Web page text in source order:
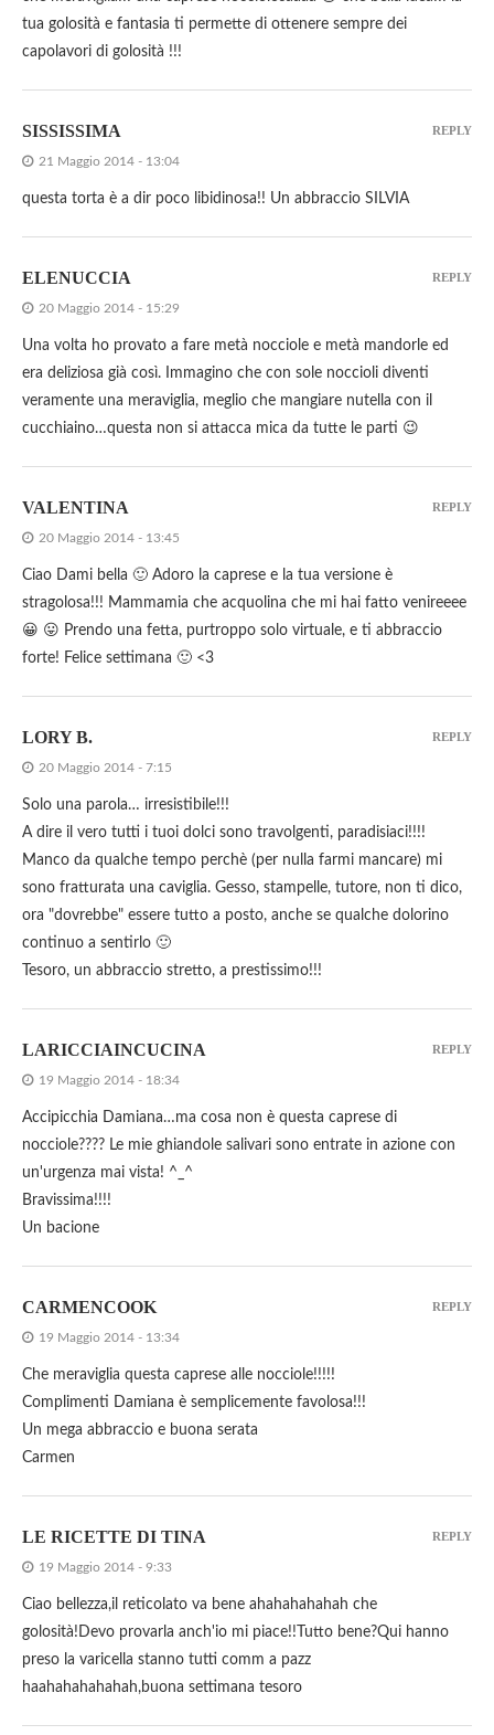
tua golosità e fantasia ti permette di ottenere sempre dei
capolavori di golosità !!!
SISSISSIMA
21 Maggio 2014 - 13:04
questa torta è a dir poco libidinosa!! Un abbraccio SILVIA
REPLY
ELENUCCIA
20 Maggio 2014 - 15:29
Una volta ho provato a fare metà nocciole e metà mandorle ed
era deliziosa già così. Immagino che con sole noccioli diventi
veramente una meraviglia, meglio che mangiare nutella con il
cucchiaino…questa non si attacca mica da tutte le parti 😉
REPLY
VALENTINA
20 Maggio 2014 - 13:45
Ciao Dami bella 🙂 Adoro la caprese e la tua versione è
stragolosa!!! Mammamia che acquolina che mi hai fatto venireeee
😀 😛 Prendo una fetta, purtroppo solo virtuale, e ti abbraccio
forte! Felice settimana 🙂 <3
REPLY
LORY B.
20 Maggio 2014 - 7:15
Solo una parola… irresistibile!!!
A dire il vero tutti i tuoi dolci sono travolgenti, paradisiaci!!!!
Manco da qualche tempo perchè (per nulla farmi mancare) mi
sono fratturata una caviglia. Gesso, stampelle, tutore, non ti dico,
ora "dovrebbe" essere tutto a posto, anche se qualche dolorino
continuo a sentirlo 🙂
Tesoro, un abbraccio stretto, a prestissimo!!!
REPLY
LARICCIAINCUCINA
19 Maggio 2014 - 18:34
Accipicchia Damiana…ma cosa non è questa caprese di
nocciole???? Le mie ghiandole salivari sono entrate in azione con
un'urgenza mai vista! ^_^
Bravissima!!!!
Un bacione
REPLY
CARMENCOOK
19 Maggio 2014 - 13:34
Che meraviglia questa caprese alle nocciole!!!!!
Complimenti Damiana è semplicemente favolosa!!!
Un mega abbraccio e buona serata
Carmen
REPLY
LE RICETTE DI TINA
19 Maggio 2014 - 9:33
Ciao bellezza,il reticolato va bene ahahahahahah che
golosità!Devo provarla anch'io mi piace!!Tutto bene?Qui hanno
preso la varicella stanno tutti comm a pazz
haahahahahahah,buona settimana tesoro
REPLY